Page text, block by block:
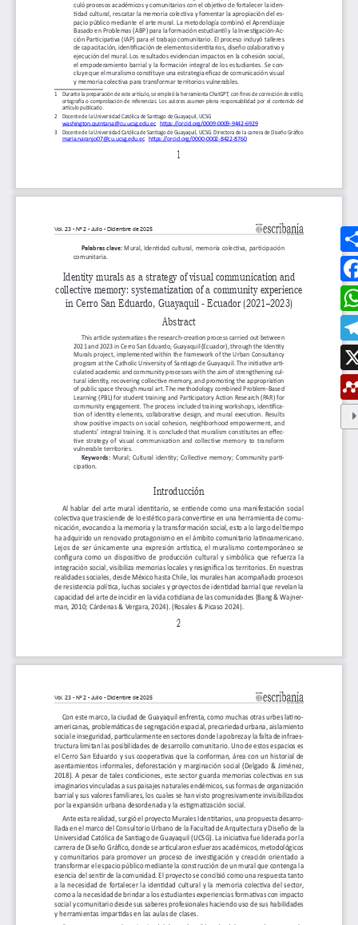
Síguenos
MEDIOS UMANIZALES
UMedia
Canal UM
Podcast
ESTUDIAR EN LA UMANIZALES
Pregrados
Especializaciones
Maestrías
Doctorados
Educación continuada
Consultorio Jurídico
NORMATIVAS
Autoridades
Transparencia y acceso a la información
Resoluciones
Acuerdos
Gestión Integral
Derechos pecuniarios y valores de
matrícula
Permanencia ESAL
Calendario Académico
Rutas de atención
Este portal usa cookies para mejorar su experiencia de